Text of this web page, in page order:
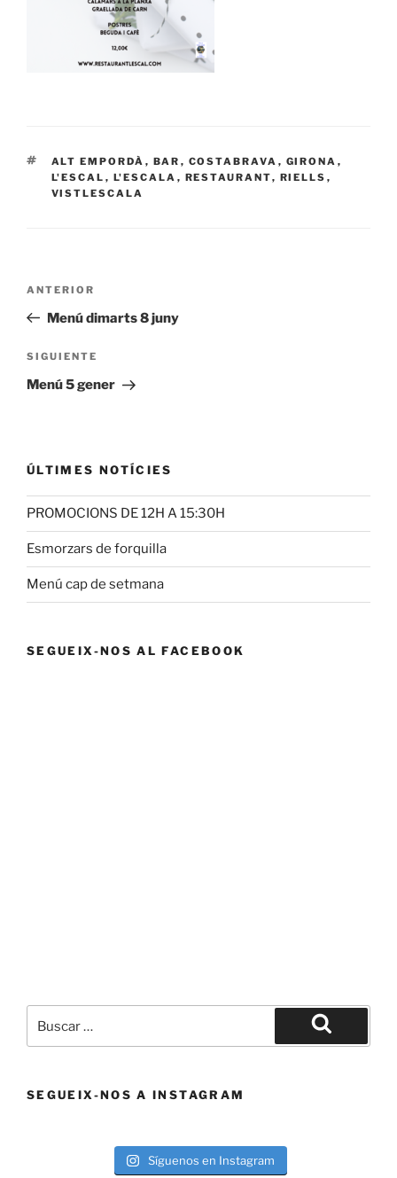
ETIQUETAS
ALT EMPORDÀ , BAR , COSTABRAVA , GIRONA ,
L'ESCAL , L'ESCALA , RESTAURANT, RIELLS ,
VISTLESCALA
entradas
Entrada
anterior:
ANTERIOR
Menú dimarts 8 juny
Siguiente
entrada
SIGUIENTE
Menú 5 gener
ÚLTIMES NOTÍCIES
PROMOCIONS DE 12H A 15:30H
Esmorzars de forquilla
Menú cap de setmana
SEGUEIX-NOS AL FACEBOOK
por:
Buscar
SEGUEIX-NOS A INSTAGRAM
Síguenos en Instagram